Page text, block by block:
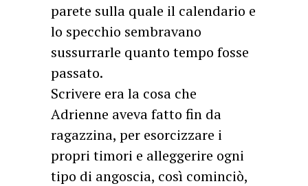
parete sulla quale il calendario e
lo specchio sembravano
sussurrarle quanto tempo fosse
passato.
Scrivere era la cosa che
Adrienne aveva fatto fin da
ragazzina, per esorcizzare i
propri timori e alleggerire ogni
tipo di angoscia, così cominciò,